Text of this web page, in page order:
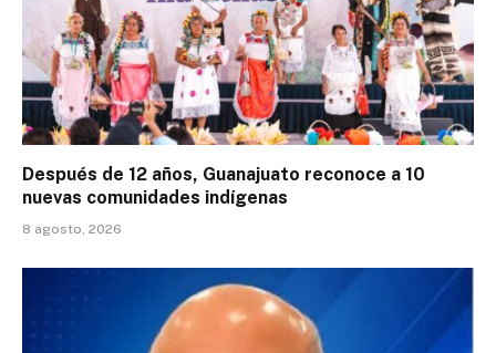
Después de 12 años, Guanajuato reconoce a 10
nuevas comunidades indígenas
8 agosto, 2026